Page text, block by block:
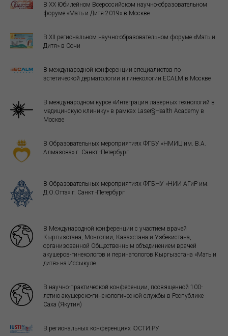
В ХХ Юбилейном Всероссийском научно-образовательном
форуме «Мать и Дитя-2019» в Москве
В XII региональном научно-образовательном форуме «Мать и
Дитя» в Сочи
В международной конференции специалистов по
эстетической дерматологии и гинекологии ECALM в Москве
В международном курсе «Интеграция лазерных технологий в
медицинскую клинику» в рамках Laser§Health Academy в
Москве
В Образовательных мероприятиях ФГБУ «НМИЦ им. В.А.
Алмазова» г. Санкт -Петербург
В Образовательных мероприятиях ФГБНУ «НИИ АГиР им.
Д.О.Отта» г. Санкт -Петербург
В Международной конференции с участием врачей
Кыргызстана, Монголии, Казахстана и Узбекистана,
организованной Общественным объединением врачей
акушеров-гинекологов и перинатологов Кыргызстана «Мать и
дитя» на Иссыкуле
В научно-практической конференции, посвященной 100-
летию акушерско-гинекологической службы в Республике
Саха (Якутия)
В региональных конференциях ЮСТИ.РУ